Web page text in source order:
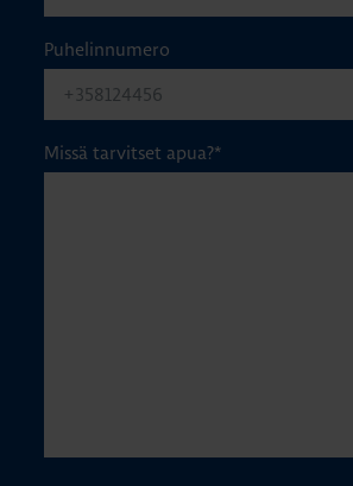
Puhelinnumero
Missä tarvitset apua?*